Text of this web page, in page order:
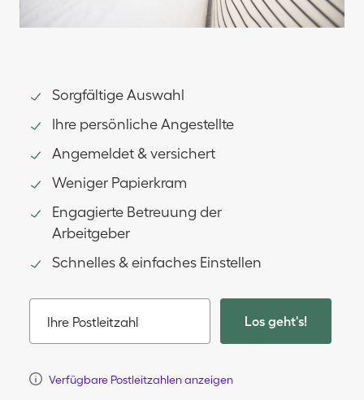
Sorgfältige Auswahl
Ihre persönliche Angestellte
Angemeldet & versichert
Weniger Papierkram
Engagierte Betreuung der
Arbeitgeber
Schnelles & einfaches Einstellen
Ihre Postleitzahl Los geht's!
Verfügbare Postleitzahlen anzeigen